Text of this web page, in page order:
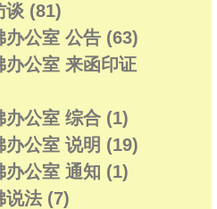
谈 (81)
办公室 公告 (63)
办公室 来函印证
办公室 综合 (1)
办公室 说明 (19)
办公室 通知 (1)
说法 (7)